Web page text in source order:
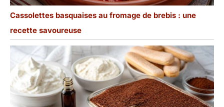
Cassolettes basquaises au fromage de brebis : une
recette savoureuse